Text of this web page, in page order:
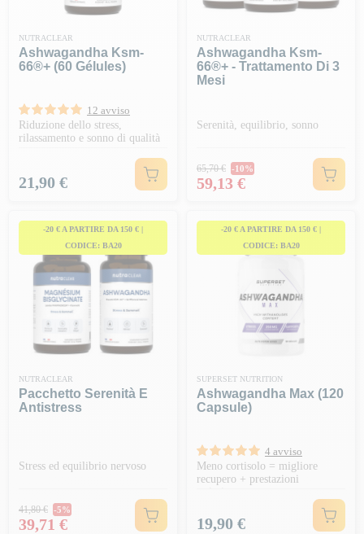
NUTRACLEAR
Ashwagandha Ksm-
66®+ (60 Gélules)
12 avviso
Riduzione dello stress,
rilassamento e sonno di qualità
Prezzo
21,90 €
NUTRACLEAR
Ashwagandha Ksm-
66®+ - Trattamento Di 3
Mesi
Serenità, equilibrio, sonno
Prezzo normale
65,70 € -10%
Prezzo
59,13 €
-20 € A PARTIRE DA 150 € |
CODICE: BA20
NUTRACLEAR
Pacchetto Serenità E
Antistress
Stress ed equilibrio nervoso
Prezzo normale
41,80 € -5%
Prezzo
39,71 €
-20 € A PARTIRE DA 150 € |
CODICE: BA20
SUPERSET NUTRITION
Ashwagandha Max (120
Capsule)
4 avviso
Meno cortisolo = migliore
recupero + prestazioni
Prezzo
19,90 €